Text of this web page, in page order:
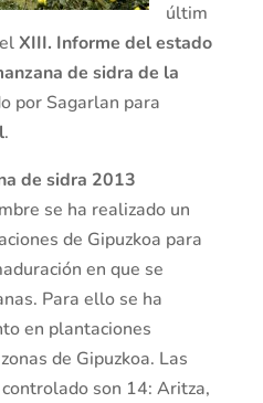
últim
XIII. Informe del estado
de sidra de la
por Sagarlan para
.
de sidra 2013
se ha realizado un
de Gipuzkoa para
en que se
Para ello se ha
en plantaciones
de Gipuzkoa. Las
son 14: Aritza,